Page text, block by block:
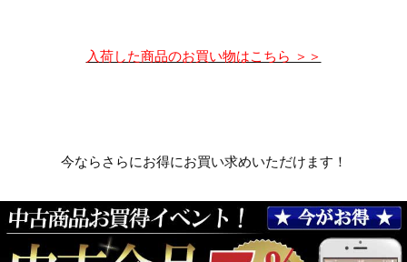
入荷した商品のお買い物はこちら ＞＞
今ならさらにお得にお買い求めいただけます！